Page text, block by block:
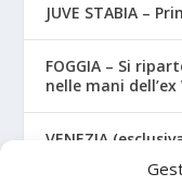
JUVE STABIA –
FOGGIA – Si
nelle mani
VENEZIA